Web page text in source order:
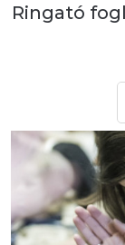
Ringató